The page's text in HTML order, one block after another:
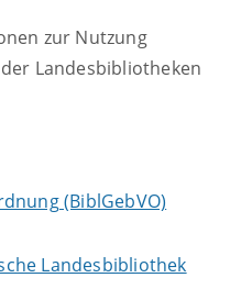
zur Nutzung
Landesbibliotheken
(BiblGebVO)
Landesbibliothek